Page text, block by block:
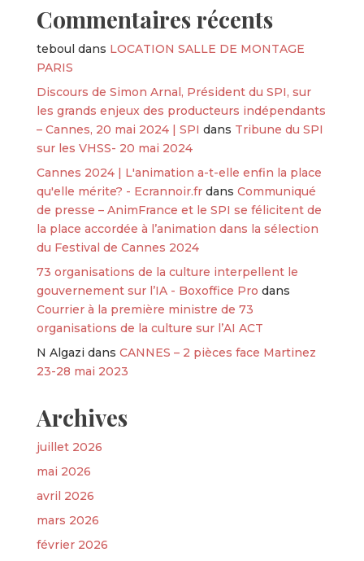
Commentaires récents
teboul dans LOCATION SALLE DE MONTAGE
PARIS
Discours de Simon Arnal, Président du SPI, sur
les grands enjeux des producteurs indépendants
– Cannes, 20 mai 2024 | SPI dans Tribune du SPI
sur les VHSS- 20 mai 2024
Cannes 2024 | L'animation a-t-elle enfin la place
qu'elle mérite? - Ecrannoir.frdans Communiqué
de presse – AnimFrance et le SPI se félicitent de
la place accordée à l’animation dans la sélection
du Festival de Cannes 2024
73 organisations de la culture interpellent le
gouvernement sur l’IA - Boxoffice Pro dans
Courrier à la première ministre de 73
organisations de la culture sur l’AI ACT
N Algazi dans CANNES – 2 pièces face Martinez
23-28 mai 2023
Archives
juillet 2026
mai 2026
avril 2026
mars 2026
février 2026